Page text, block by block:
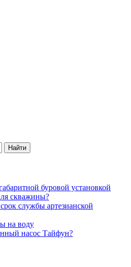
Найти
буровой установкой
скважины?
службы артезианской
на воду
насос Тайфун?